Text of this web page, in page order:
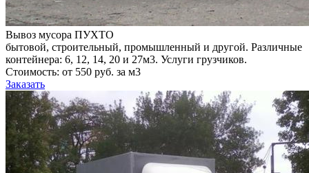
Вывоз мусора ПУХТО
бытовой, строительный, промышленный и другой. Различные
контейнера: 6, 12, 14, 20 и 27м3. Услуги грузчиков.
Стоимость: от 550 руб. за м3
Заказать